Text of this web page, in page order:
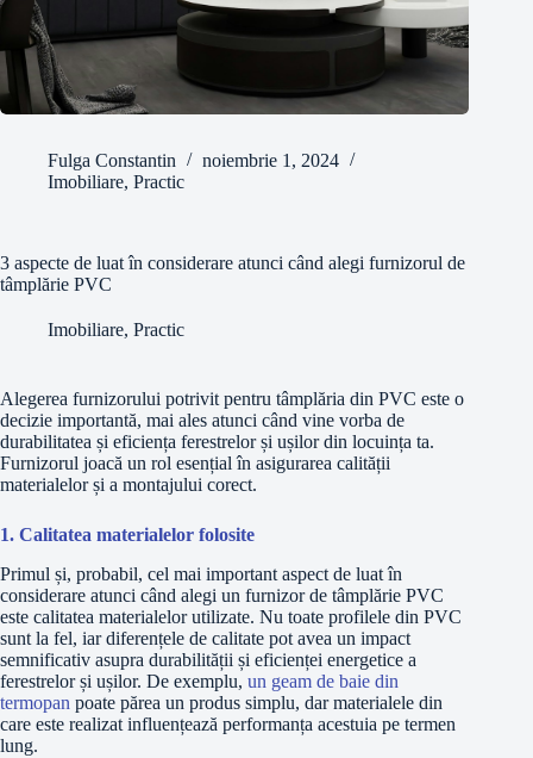
Fulga Constantin
noiembrie 1, 2024
Imobiliare, Practic
3 aspecte de luat în considerare atunci când alegi furnizorul de
tâmplărie PVC
Imobiliare, Practic
Alegerea furnizorului potrivit pentru tâmplăria din PVC este o
decizie importantă, mai ales atunci când vine vorba de
durabilitatea și eficiența ferestrelor și ușilor din locuința ta.
Furnizorul joacă un rol esențial în asigurarea calității
materialelor și a montajului corect.
1. Calitatea materialelor folosite
Primul și, probabil, cel mai important aspect de luat în
considerare atunci când alegi un furnizor de tâmplărie PVC
este calitatea materialelor utilizate. Nu toate profilele din PVC
sunt la fel, iar diferențele de calitate pot avea un impact
semnificativ asupra durabilității și eficienței energetice a
ferestrelor și ușilor. De exemplu, un geam de baie din
termopan poate părea un produs simplu, dar materialele din
care este realizat influențează performanța acestuia pe termen
lung.